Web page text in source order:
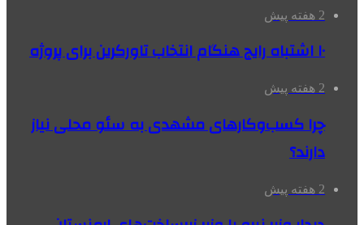
2 هفته پیش
۱۰ اشتباه رایج هنگام انتخاب تاورکرین برای پروژه
2 هفته پیش
چرا کسب‌وکارهای مشهدی به سئو محلی نیاز
دارند؟
2 هفته پیش